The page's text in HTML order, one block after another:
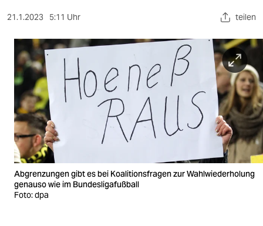
nord
wahrheit
verlag
verlag
veranstaltungen
shop
fragen & hilfe
unterstützen
21.1.2023 5:11 Uhr teilen
Abgrenzungen gibt es bei Koalitionsfragen zur Wahlwiederholung
genauso wie im Bundesligafußball
Foto: dpa